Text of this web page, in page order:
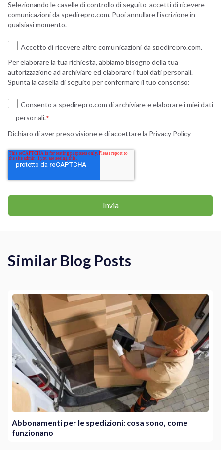
Selezionando le caselle di controllo di seguito, accetti di ricevere
comunicazioni da spedirepro.com. Puoi annullare l'iscrizione in
qualsiasi momento.
Accetto di ricevere altre comunicazioni da spedirepro.com.
Per elaborare la tua richiesta, abbiamo bisogno della tua
autorizzazione ad archiviare ed elaborare i tuoi dati personali.
Spunta la casella di seguito per confermare il tuo consenso:
Consento a spedirepro.com di archiviare e elaborare i miei dati
personali.*
Dichiaro di aver preso visione e di accettare la Privacy Policy
Similar Blog Posts
Abbonamenti per le spedizioni: cosa sono, come
funzionano